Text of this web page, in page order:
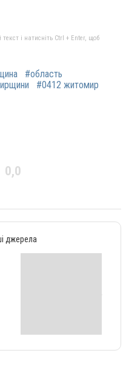
і натисніть Ctrl + Enter, щоб
#область
#0412 житомир
0,0
джерела